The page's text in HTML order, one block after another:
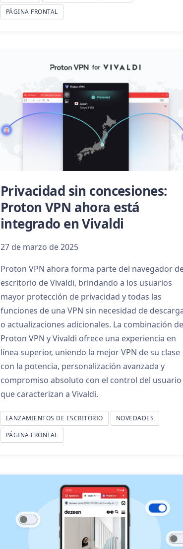
PÁGINA FRONTAL
Privacidad sin concesiones:
Proton VPN ahora está
integrado en Vivaldi
27 de marzo de 2025
Proton VPN ahora forma parte del navegador
escritorio de Vivaldi, brindando a los usuarios
mayor protección de privacidad y todas las
funciones de una VPN sin necesidad de
o actualizaciones adicionales. La combinación de
Proton VPN y Vivaldi ofrece una experiencia en
línea superior, uniendo la mejor VPN de su clase
con la potencia, personalización avanzada y
compromiso absoluto con el control del usuario
que caracterizan a Vivaldi.
LANZAMIENTOS DE ESCRITORIO
NOVEDADES
PÁGINA FRONTAL